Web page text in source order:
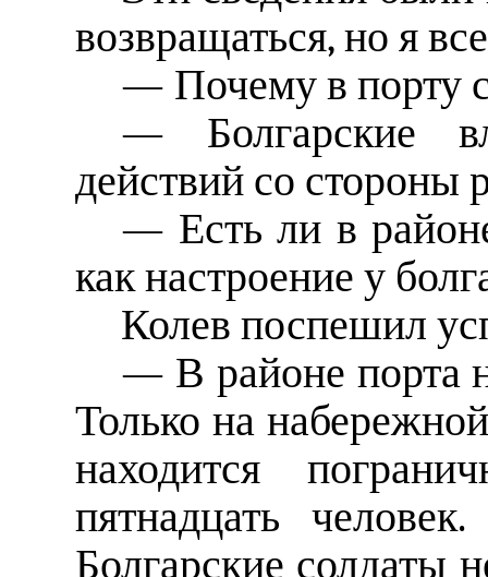
возвращаться, но я
— Почему в порту
— Болгарские
действий со стороны
— Есть ли в
как настроение у
Колев поспешил
— В районе порта
Только на
находится
пятнадцать
Болгарские солдаты